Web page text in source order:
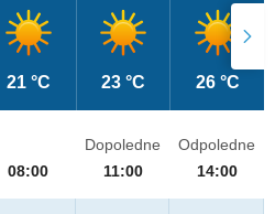
21 °C 23 °C 26 °C
08:00
Dopoledne
11:00
Odpoledne
14:00